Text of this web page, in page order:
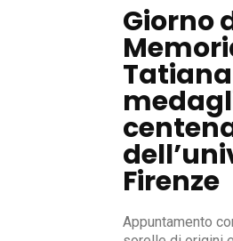
Giorno
Firenze
Appuntamento